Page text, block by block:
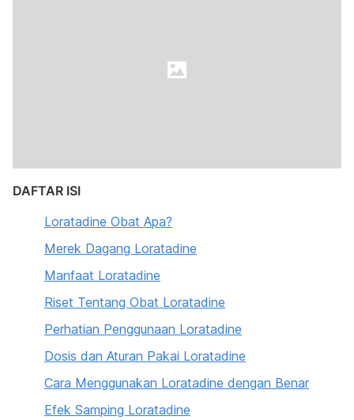
DAFTAR ISI
Loratadine Obat Apa?
Merek Dagang Loratadine
Manfaat Loratadine
Riset Tentang Obat Loratadine
Perhatian Penggunaan Loratadine
Dosis dan Aturan Pakai Loratadine
Cara Menggunakan Loratadine dengan Benar
Efek Samping Loratadine